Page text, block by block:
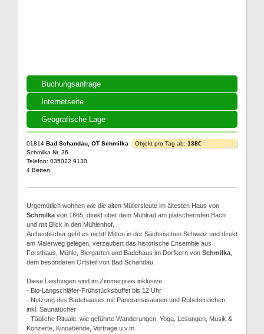
Buchungsanfrage
Internetseite
Geografische Lage
01814 Bad Schandau, OT Schmilka
Schmilka Nr. 36
Telefon: 035022 9130
4 Betten
Objekt pro Tag ab: 138€
Urgemütlich wohnen wie die alten Müllersleute im ältesten Haus von
Schmilka von 1665, direkt über dem Mühlrad am plätschernden Bach
und mit Blick in den Mühlenhof.
Authentischer geht es nicht! Mitten in der Sächsischen Schweiz und direkt
am Malerweg gelegen, verzaubert das historische Ensemble aus
Forsthaus, Mühle, Biergarten und Badehaus im Dorfkern von Schmilka
dem besonderen Ortsteil von Bad Schandau.
Diese Leistungen sind im Zimmerpreis inklusive:
- Bio-Langschläfer-Frühstücksbuffet bis 12 Uhr
- Nutzung des Badehauses mit Panoramasaunen und Ruhebereichen,
inkl. Saunatücher
- Tägliche Rituale, wie geführte Wanderungen, Yoga, Lesungen, Musik &
Konzerte, Kinoabende, Vorträge u.v.m.